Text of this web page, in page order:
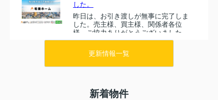
した。
昨日は、お引き渡しが無事に完了しま
した。売主様、買主様、関係者各位
様、ご協力ありがとうございました。
今後とも引き続きよろしくお願いいた
します。本日より、リーブルガーデン
高松市仏生山町第七・円座町第九・...
お申込み、ありがとうございました。
更新情報一覧
新着物件